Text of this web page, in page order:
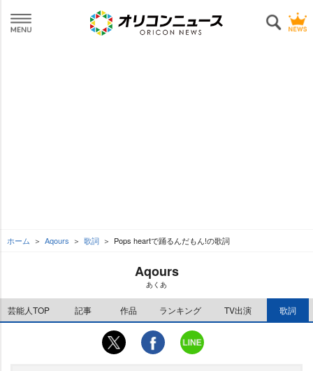
ホーム Aqours 歌詞 Pops heartで踊るんだもん!の歌詞
Aqours
あくあ
芸能人TOP 記事 作品 ランキング TV出演 歌詞